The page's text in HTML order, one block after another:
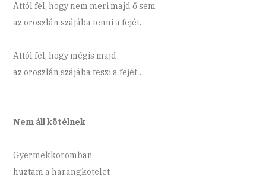
Attól fél, hogy nem meri majd ő sem
az oroszlán szájába tenni a fejét.
Attól fél, hogy mégis majd
az oroszlán szájába teszi a fejét…
Nem áll kötélnek
Gyermekkoromban
húztam a harangkötelet